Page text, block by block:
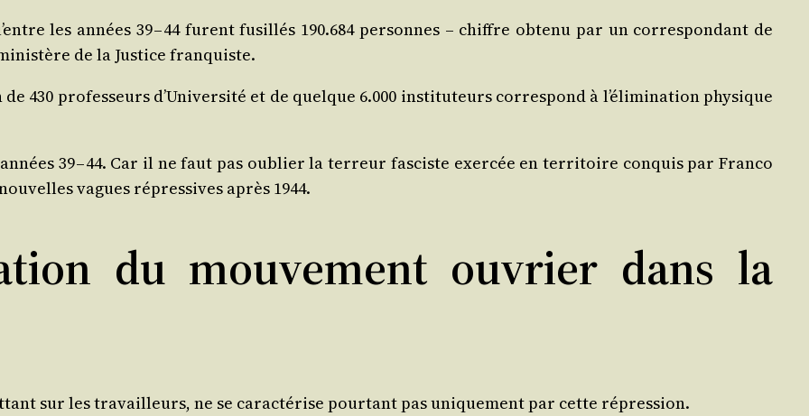
les années 39 – 44 furent fusillés 190.684 per­sonnes – chiffre obte­nu par un cor­res­pon­dant de
de la Jus­tice franquiste.
de 430 pro­fes­seurs d’Université et de quelque 6.000 ins­ti­tu­teurs cor­res­pond à l’élimination phy­sique
39 – 44. Car il ne faut pas oublier la ter­reur fas­ciste exer­cée en ter­ri­toire conquis par Fran­co
vagues répres­sives après 1944.
du mouvement ouvrier dans la
sur les tra­vailleurs, ne se carac­té­rise pour­tant pas uni­que­ment par cette répression.